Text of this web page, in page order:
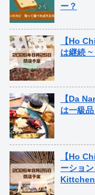
ー？
【Ho
は継続
【Da
は一級
【Ho
ーショ
Kittchen